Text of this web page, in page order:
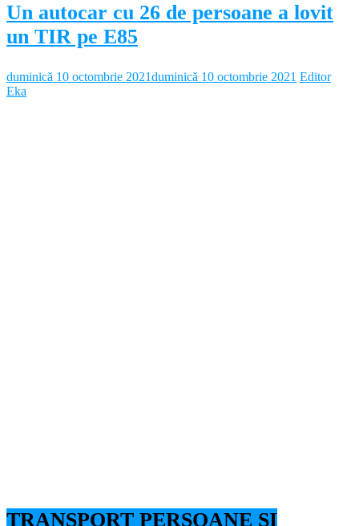
Un autocar cu 26 de persoane a lovit
un TIR pe E85
duminică 10 octombrie 2021duminică 10 octombrie 2021 Editor
Eka
TRANSPORT PERSOANE SI